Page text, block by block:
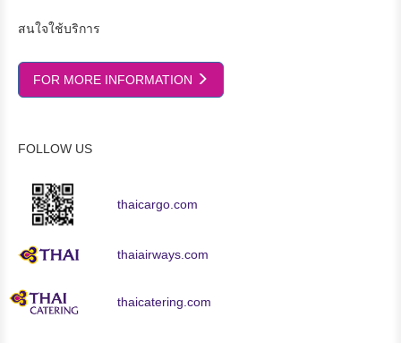
สนใจใช้บริการ
FOR MORE INFORMATION
FOLLOW US
thaicargo.com
thaiairways.com
thaicatering.com